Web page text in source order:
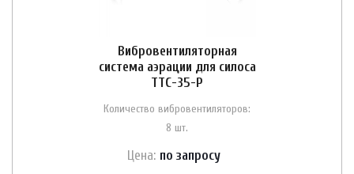
Вибровентиляторная
система аэрации для силоса
ТТС-35-Р
Количество вибровентиляторов:
8 шт.
Цена: по запросу